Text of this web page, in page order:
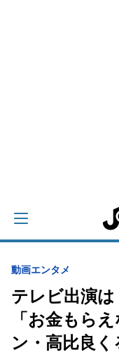
動画エンタメ
テレビ出演は
「お金もら
ン・高比良